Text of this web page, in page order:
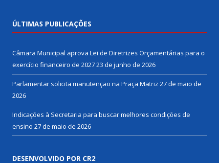
ÚLTIMAS PUBLICAÇÕES
Câmara Municipal aprova Lei de Diretrizes Orçamentárias para o
exercício financeiro de 202723 de junho de 2026
Parlamentar solicita manutenção na Praça Matriz 27 de maio de
2026
Indicações à Secretaria para buscar melhores condições de
ensino 27 de maio de 2026
DESENVOLVIDO POR CR2